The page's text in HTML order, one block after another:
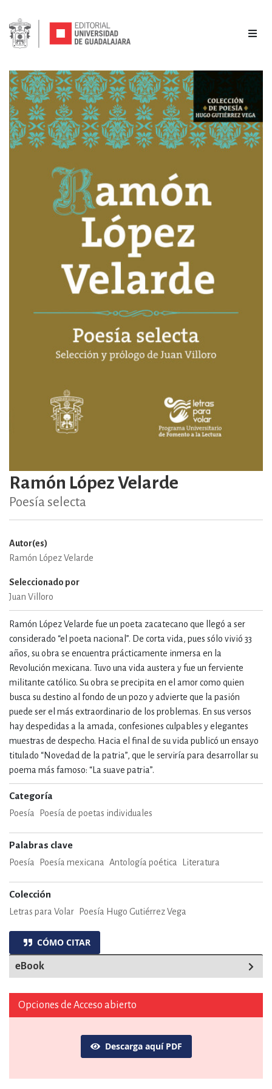
Ramón López Velarde
Poesía selecta
Autor(es)
Ramón López Velarde
Seleccionado por
Juan Villoro
Ramón López Velarde fue un poeta zacatecano que llegó a ser
considerado “el poeta nacional”. De corta vida, pues sólo vivió 33
años, su obra se encuentra prácticamente inmersa en la
Revolución mexicana. Tuvo una vida austera y fue un ferviente
militante católico. Su obra se precipita en el amor como quien
busca su destino al fondo de un pozo y advierte que la pasión
puede ser el más extraordinario de los problemas. En sus versos
hay despedidas a la amada, confesiones culpables y elegantes
muestras de despecho. Hacia el final de su vida publicó un ensayo
titulado “Novedad de la patria”, que le serviría para desarrollar su
poema más famoso: “La suave patria”.
Categoría
Poesía Poesía de poetas individuales
Palabras clave
Poesía Poesía mexicana Antología poética Literatura
Colección
Letras para Volar Poesía Hugo Gutiérrez Vega
CÓMO CITAR
eBook
Opciones de Acceso abierto
Descarga aquí PDF